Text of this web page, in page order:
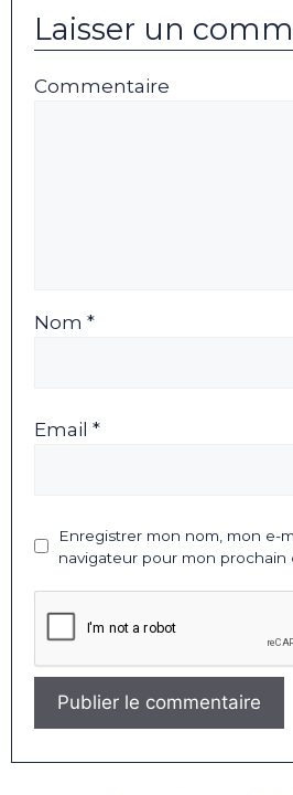
Laisser un
Commentaire
Nom *
Email *
Enregistrer mon nom, mon e-
navigateur pour mon prochain